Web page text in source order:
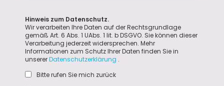
Hinweis zum Datenschutz.
Wir verarbeiten Ihre Daten auf der Rechtsgrundlage
gemäß Art. 6 Abs. 1 UAbs. 1 lit. b DSGVO. Sie können dieser
Verarbeitung jederzeit widersprechen. Mehr
Informationen zum Schutz Ihrer Daten finden Sie in
unsererDatenschutzerklärung .
Bitte rufen Sie mich zurück